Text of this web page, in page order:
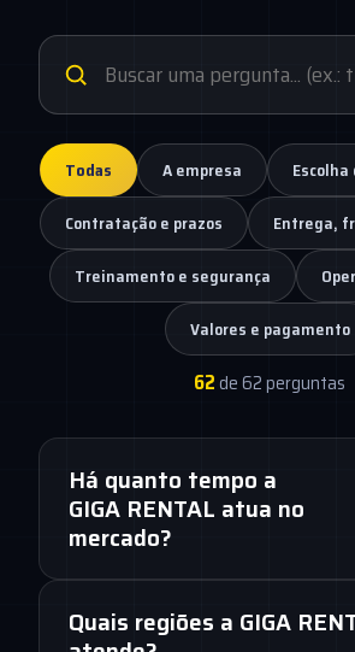
Todas A empresa
Contratação e prazos
Entrega,
Treinamento e segurança
Valores e pagamento
62 de 62 perguntas
Há quanto tempo a
GIGA RENTAL atua no
mercado?
plataformas elevatórias. Ao longo
Quais regiões a GIGA